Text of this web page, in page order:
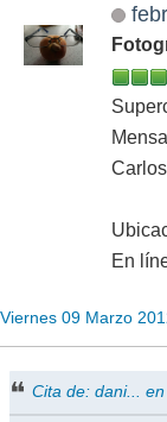
En
Viernes 09 Marzo
Cita de: dani...